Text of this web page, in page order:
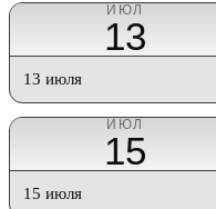
ИЮЛ
13
13 июля
ИЮЛ
15
15 июля